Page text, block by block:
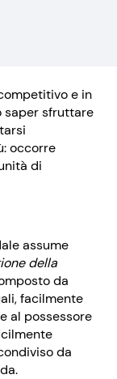
e in
saper sfruttare
occorre
di
assume
della
da
facilmente
al possessore
da